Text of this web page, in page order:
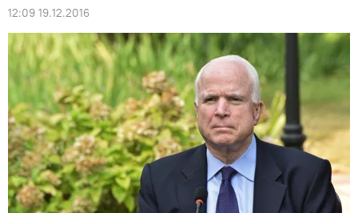
12:09 19.12.2016